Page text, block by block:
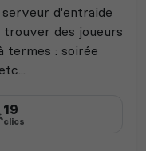
d'entraide
des joueurs
termes : soirée
19
clics